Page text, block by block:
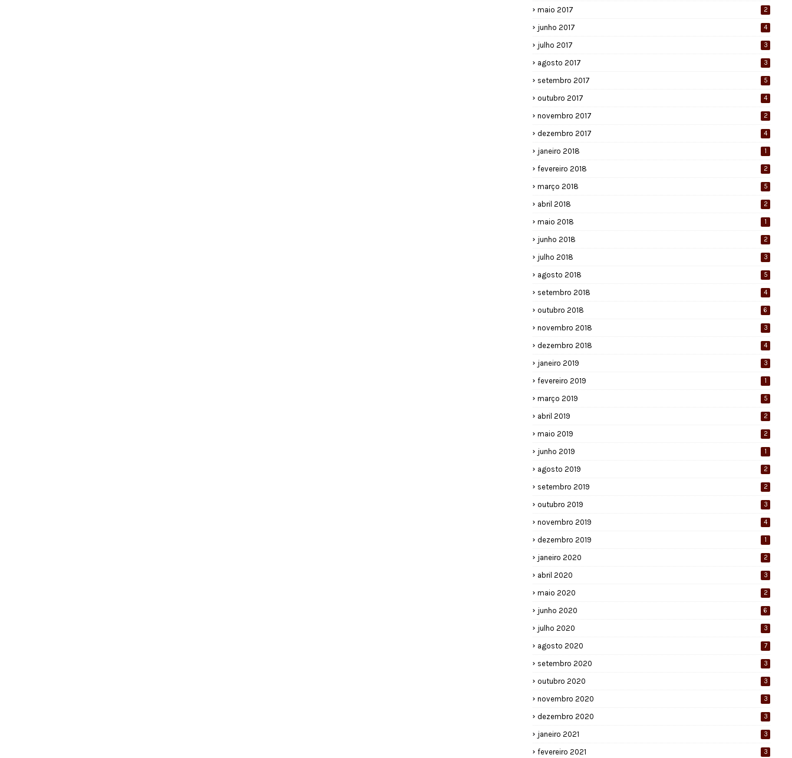
maio 2017 2
junho 2017 4
julho 2017 3
agosto 2017 3
setembro 2017 5
outubro 2017 4
novembro 2017 2
dezembro 2017 4
janeiro 2018 1
fevereiro 2018 2
março 2018 5
abril 2018 2
maio 2018 1
junho 2018 2
julho 2018 3
agosto 2018 5
setembro 2018 4
outubro 2018 6
novembro 2018 3
dezembro 2018 4
janeiro 2019 3
fevereiro 2019 1
março 2019 5
abril 2019 2
maio 2019 2
junho 2019 1
agosto 2019 2
setembro 2019 2
outubro 2019 3
novembro 2019 4
dezembro 2019 1
janeiro 2020 2
abril 2020 3
maio 2020 2
junho 2020 6
julho 2020 3
agosto 2020 7
setembro 2020 3
outubro 2020 3
novembro 2020 3
dezembro 2020 3
janeiro 2021 3
fevereiro 2021 3